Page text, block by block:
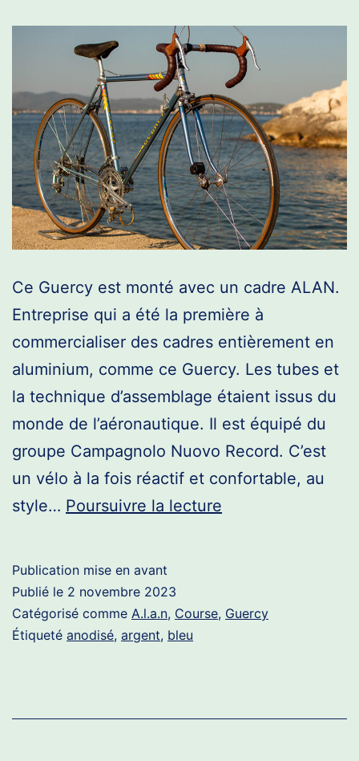
Ce Guercy est monté avec un cadre ALAN.
Entreprise qui a été la première à
commercialiser des cadres entièrement en
aluminium, comme ce Guercy. Les tubes et
la technique d’assemblage étaient issus du
monde de l’aéronautique. Il est équipé du
groupe Campagnolo Nuovo Record. C’est
un vélo à la fois réactif et confortable, au
style… Poursuivre la lecture
Publication mise en avant
Publié le 2 novembre 2023
Catégorisé comme A.l.a.n, Course, Guercy
Étiqueté anodisé, argent, bleu